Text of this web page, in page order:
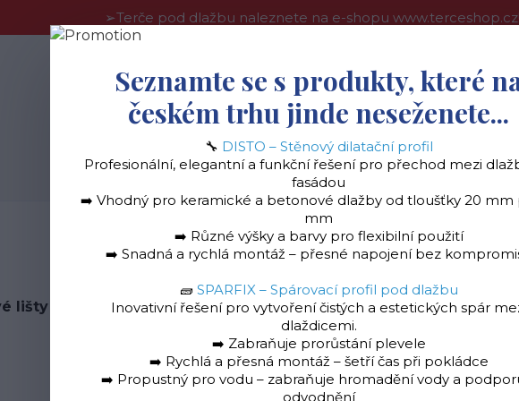
➢Terče pod dlažbu naleznete na e-shopu
Hledat
lišty do lepidla Stěnový dilatační profil "DISTO"
Seznamte se s produkty, které
českém trhu jinde neseženete...
🔧 DISTO – Stěnový dilatační profil
Profesionální, elegantní a funkční řešení pro přechod mezi
fasádou
➡️ Vhodný pro keramické a betonové dlažby od tloušťky 20 mm
mm
➡️ Různé výšky a barvy pro flexibilní použití
➡️ Snadná a rychlá montáž – přesné napojení bez
🧱 SPARFIX – Spárovací profil pod dlažbu
Inovativní řešení pro vytvoření čistých a estetických spár
dlaždicemi.
➡️ Zabraňuje prorůstání plevele
➡️ Rychlá a přesná montáž – šetří čas při pokládce
➡️ Propustný pro vodu – zabraňuje hromadění vody a
odvodnění